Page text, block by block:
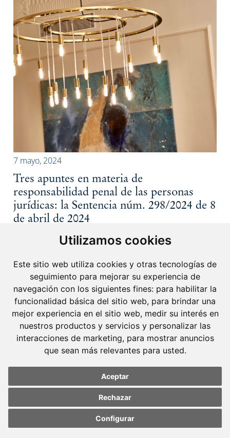
Utilizamos cookies
Este sitio web utiliza cookies y otras tecnologías de
seguimiento para mejorar su experiencia de
navegación con los siguientes fines: para habilitar la
funcionalidad básica del sitio web, para brindar una
mejor experiencia en el sitio web, medir su interés en
nuestros productos y servicios y personalizar las
interacciones de marketing, para mostrar anuncios
que sean más relevantes para usted.
Aceptar
Rechazar
Configurar
preferences
preferences
7 mayo, 2024
Tres apuntes en materia de
responsabilidad penal de las personas
jurídicas: la Sentencia núm. 298/2024 de 8
de abril de 2024
La recientísima Sentencia citada, con ponencia
aborda tres importantes aspectos en materia de
responsabilidad penal de las personas jurídicas: i)
la carga de la prueba sobre la eficacia de los
modelos de Compliance…
Leer más